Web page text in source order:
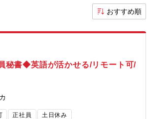
おすすめ順
秘書◆英語が活かせる/リモート可/
正社員 土日休み